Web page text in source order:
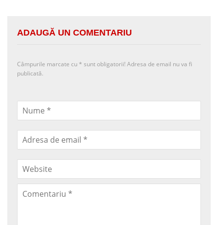
ADAUGĂ UN COMENTARIU
Câmpurile marcate cu * sunt obligatorii! Adresa de email nu va fi
publicată.